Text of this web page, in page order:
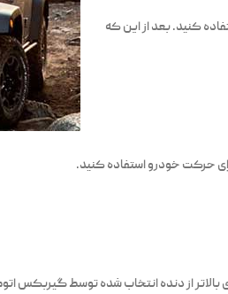
کنید. بعد از این که
بالاتر از دنده انتخاب شده توسط